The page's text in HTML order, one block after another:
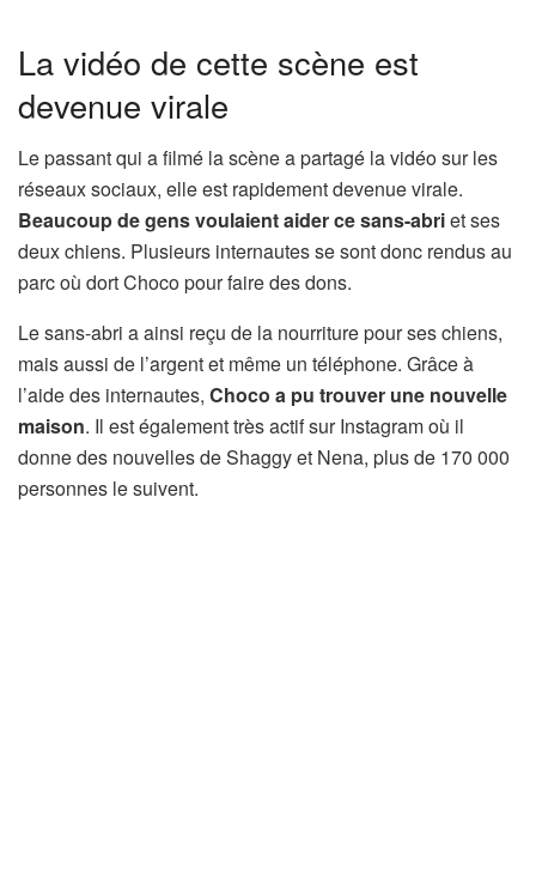
La vidéo de cette scène est
devenue virale
Le passant qui a filmé la scène a partagé la vidéo sur les
réseaux sociaux, elle est rapidement devenue virale.
Beaucoup de gens voulaient aider ce sans-abriet ses
deux chiens. Plusieurs internautes se sont donc rendus au
parc où dort Choco pour faire des dons.
Le sans-abri a ainsi reçu de la nourriture pour ses chiens,
mais aussi de l’argent et même un téléphone. Grâce à
l’aide des internautes, Choco a pu trouver une nouvelle
maison. Il est également très actif sur Instagram où il
donne des nouvelles de Shaggy et Nena, plus de 170 000
personnes le suivent.